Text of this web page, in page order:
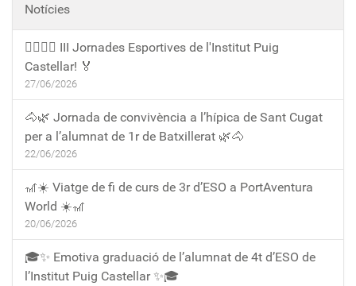
Notícies
🏃‍♀️🏃‍♂️ III Jornades Esportives de l'Institut Puig
Castellar! 🏅
27/06/2026
🐴🌿 Jornada de convivència a l’hípica de Sant Cugat
per a l’alumnat de 1r de Batxillerat 🌿🐴
22/06/2026
🎢☀️ Viatge de fi de curs de 3r d’ESO a PortAventura
World ☀️🎢
20/06/2026
🎓✨ Emotiva graduació de l’alumnat de 4t d’ESO de
l’Institut Puig Castellar ✨🎓